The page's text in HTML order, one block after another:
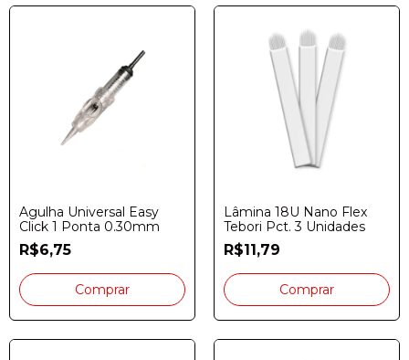
Agulha Universal Easy
Click 1 Ponta 0.30mm
R$6,75
Lâmina 18U Nano Flex
Tebori Pct. 3 Unidades
R$11,79